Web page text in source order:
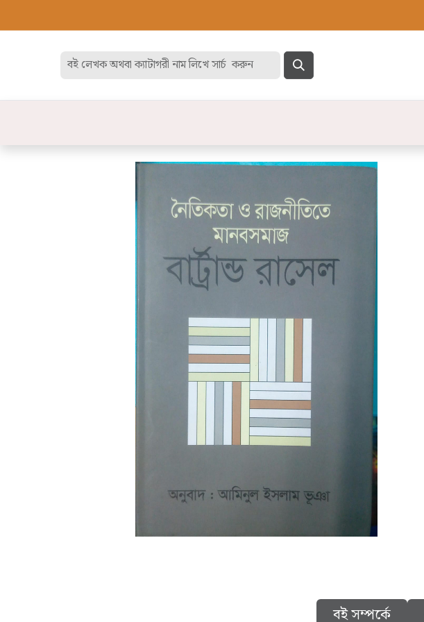
বই সম্পর্কে